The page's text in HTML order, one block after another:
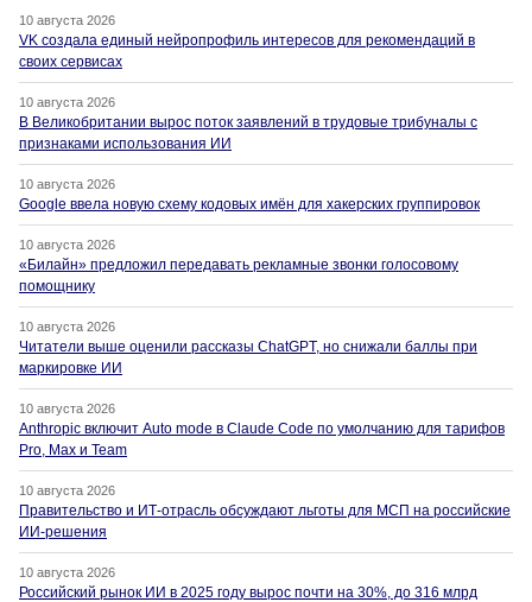
10 августа 2026
VK создала единый нейропрофиль интересов для рекомендаций в
своих сервисах
10 августа 2026
В Великобритании вырос поток заявлений в трудовые трибуналы с
признаками использования ИИ
10 августа 2026
Google ввела новую схему кодовых имён для хакерских группировок
10 августа 2026
«Билайн» предложил передавать рекламные звонки голосовому
помощнику
10 августа 2026
Читатели выше оценили рассказы ChatGPT, но снижали баллы при
маркировке ИИ
10 августа 2026
Anthropic включит Auto mode в Claude Code по умолчанию для тарифов
Pro, Max и Team
10 августа 2026
Правительство и ИТ-отрасль обсуждают льготы для МСП на российские
ИИ-решения
10 августа 2026
Российский рынок ИИ в 2025 году вырос почти на 30%, до 316 млрд